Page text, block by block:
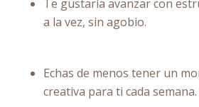
Te gustaría avanzar con
a la vez, sin agobio.
Echas de menos tener un
creativa para ti cada semana.